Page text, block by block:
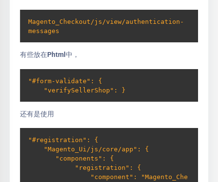
Magento_Checkout/js/view/authentication-
messages
有些放在Phtml中，
"#form-validate": {
"verifySellerShop": }
还有是使用
"#registration": {
"Magento_Ui/js/core/app": {
"components": {
"registration": {
"component": "Magento_Che